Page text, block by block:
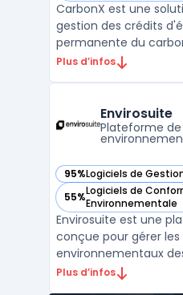
CarbonX est une
gestion des crédits
permanente du
entreprises visant à
garantissant que le
pendant au moins 500
Plus d’infos
Envirosuite
Plateforme
95%Logiciels de
— voir Envirosuite dans
55%Logiciels de
Environnementale
— voir Envirosuite dans
Envirosuite est une
conçue pour gérer les
environnementaux
modernes. Elle offre
Plus d’infos